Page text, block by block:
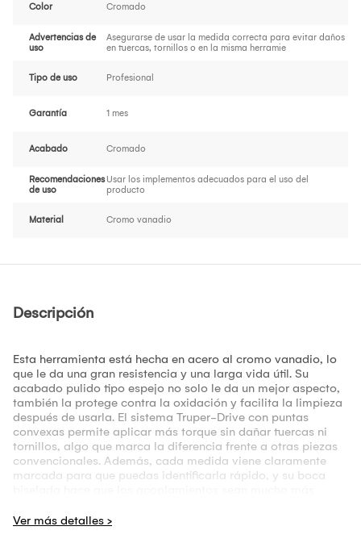
Color Cromado
Advertencias de
uso
Asegurarse de usar la medida correcta para evitar daños
en tuercas, tornillos o en la misma herramie
Tipo de uso Profesional
Garantía 1 mes
Acabado Cromado
Recomendaciones
de uso
Usar los implementos adecuados para el uso del
producto
Material Cromo vanadio
Descripción
Esta herramienta está hecha en acero al cromo vanadio, lo
que le da una gran resistencia y una larga vida útil. Su
acabado pulido tipo espejo no solo le da un mejor aspecto,
también la protege contra la oxidación y facilita la limpieza
después de usarla. El sistema Truper-Drive con puntas
convexas permite aplicar más torque sin dañar tuercas ni
tornillos, algo que marca la diferencia frente a otras piezas
convencionales. Además, cada medida viene claramente
marcada para que puedas identificarla rápido, y su boca
supera en promedio un 100% la norma de torque ASME